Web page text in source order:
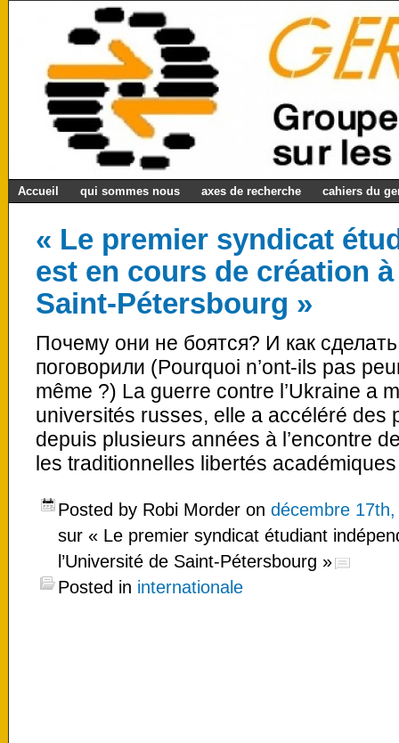
Accueil qui sommes nous axes de recherche cahiers du
« Le premier syndicat
est en cours de création
Saint-Pétersbourg »
Почему они не боятся? И как
поговорили (Pourquoi n’ont-ils pas
même ?) La guerre contre l’Ukraine a
universités russes, elle a accéléré
depuis plusieurs années à l’encontre
les traditionnelles libertés
Posted by Robi Morder on décembre
sur « Le premier syndicat étudiant
l’Université de Saint-Pétersbourg »
Posted in internationale